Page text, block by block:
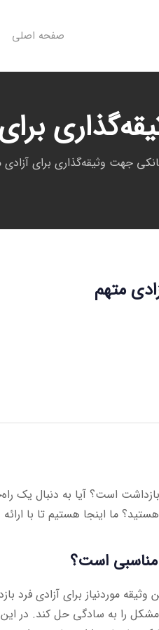
صفحه اصلی
جهت وثیقه‌گذاری برای آزادی
متهم
بازداشت است؟ آیا به دنبال یک
ما اینجا هستیم تا با ارائه
مناسبی است؟
موردنیاز برای آزادی فرد
را به سادگی حل کند. در این